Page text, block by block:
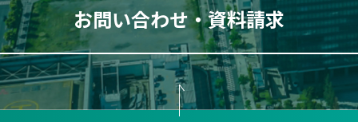
お問い合わせ・資料請求